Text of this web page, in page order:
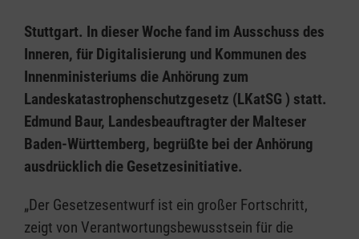
Stuttgart. In dieser Woche fand im Ausschuss des
Inneren, für Digitalisierung und Kommunen des
Innenministeriums die Anhörung zum
Landeskatastrophenschutzgesetz (LKatSG ) statt.
Edmund Baur, Landesbeauftragter der Malteser
Baden-Württemberg, begrüßte bei der Anhörung
ausdrücklich die Gesetzesinitiative.
„Der Gesetzesentwurf ist ein großer Fortschritt,
zeigt von Verantwortungsbewusstsein für die